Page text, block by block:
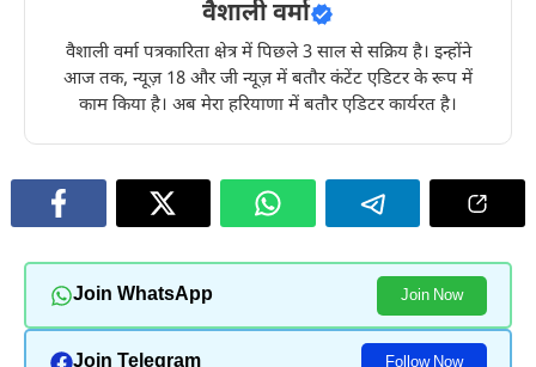
वैशाली वर्मा
वैशाली वर्मा पत्रकारिता क्षेत्र में पिछले 3 साल से सक्रिय है। इन्होंने
आज तक, न्यूज़ 18 और जी न्यूज़ में बतौर कंटेंट एडिटर के रूप में
काम किया है। अब मेरा हरियाणा में बतौर एडिटर कार्यरत है।
Join WhatsApp Join Now
Follow Now